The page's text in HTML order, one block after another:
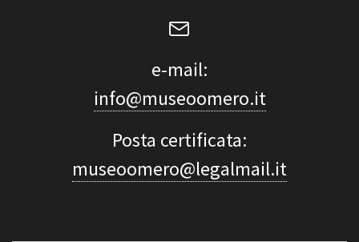
e-mail:
info@museoomero.it
Posta certificata:
museoomero@legalmail.it